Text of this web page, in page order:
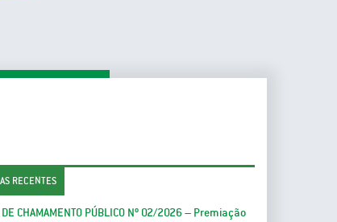
RECENTES
DE CHAMAMENTO PÚBLICO Nº 02/2026 – Premiação